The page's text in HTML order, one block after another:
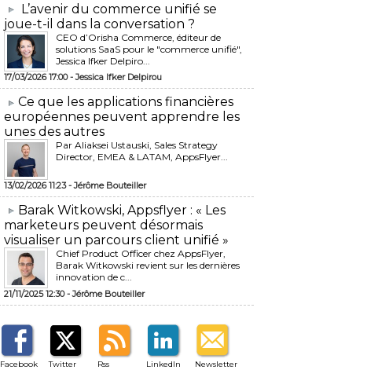
L’avenir du commerce unifié se
joue-t-il dans la conversation ?
CEO d’Orisha Commerce, éditeur de
solutions SaaS pour le "commerce unifié",
Jessica Ifker Delpiro...
17/03/2026 17:00 -Jessica Ifker Delpirou
​Ce que les applications financières
européennes peuvent apprendre les
unes des autres
Par Aliaksei Ustauski, Sales Strategy
Director, EMEA & LATAM, AppsFlyer...
13/02/2026 11:23 -Jérôme Bouteiller
​Barak Witkowski, Appsflyer : « Les
marketeurs peuvent désormais
visualiser un parcours client unifié »
Chief Product Officer chez AppsFlyer, ​
Barak Witkowski revient sur les dernières
innovation de c...
21/11/2025 12:30 -Jérôme Bouteiller
Facebook Twitter Rss LinkedIn Newsletter